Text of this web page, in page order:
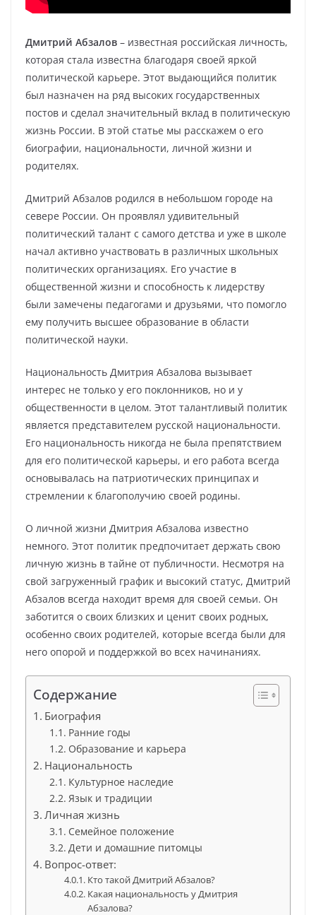
Дмитрий Абзалов – известная российская личность,
которая стала известна благодаря своей яркой
политической карьере. Этот выдающийся политик
был назначен на ряд высоких государственных
постов и сделал значительный вклад в политическую
жизнь России. В этой статье мы расскажем о его
биографии, национальности, личной жизни и
родителях.
Дмитрий Абзалов родился в небольшом городе на
севере России. Он проявлял удивительный
политический талант с самого детства и уже в школе
начал активно участвовать в различных школьных
политических организациях. Его участие в
общественной жизни и способность к лидерству
были замечены педагогами и друзьями, что помогло
ему получить высшее образование в области
политической науки.
Национальность Дмитрия Абзалова вызывает
интерес не только у его поклонников, но и у
общественности в целом. Этот талантливый политик
является представителем русской национальности.
Его национальность никогда не была препятствием
для его политической карьеры, и его работа всегда
основывалась на патриотических принципах и
стремлении к благополучию своей родины.
О личной жизни Дмитрия Абзалова известно
немного. Этот политик предпочитает держать свою
личную жизнь в тайне от публичности. Несмотря на
свой загруженный график и высокий статус, Дмитрий
Абзалов всегда находит время для своей семьи. Он
заботится о своих близких и ценит своих родных,
особенно своих родителей, которые всегда были для
него опорой и поддержкой во всех начинаниях.
Содержание
Биография
Ранние годы
Образование и карьера
Национальность
Культурное наследие
Язык и традиции
Личная жизнь
Семейное положение
Дети и домашние питомцы
Вопрос-ответ:
Кто такой Дмитрий Абзалов?
Какая национальность у Дмитрия
Абзалова?